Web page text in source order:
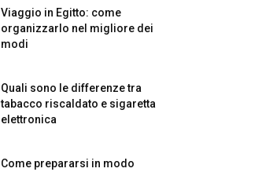
Viaggio in Egitto: come
organizzarlo nel migliore dei
modi
Quali sono le differenze tra
tabacco riscaldato e sigaretta
elettronica
Come prepararsi in modo